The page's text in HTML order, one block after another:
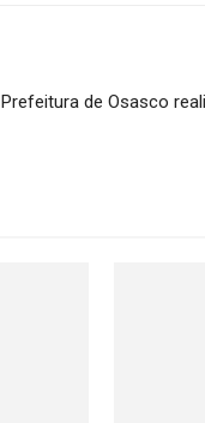
Prefeitura de Osasco